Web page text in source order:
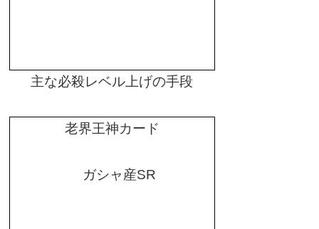
主な必殺レベル上げの手段
老界王神カード
ガシャ産SR